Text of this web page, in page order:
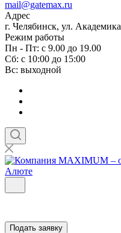
mail@gatemax.ru
Адрес
г. Челябинск, ул.
Режим работы
Пн - Пт: с 9.00 до 19.00
Сб: с 10:00 до 15:00
Вс: выходной
Подать заявку